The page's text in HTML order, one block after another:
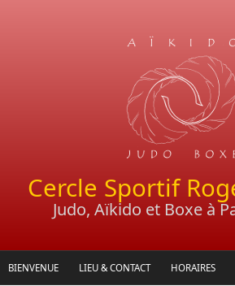
Cercle Sportif
Judo, Aïkido et Boxe à
BIENVENUE LIEU & CONTACT HORAIRES